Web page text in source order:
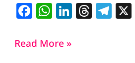
F
c
W
at
Li T T
Read More »